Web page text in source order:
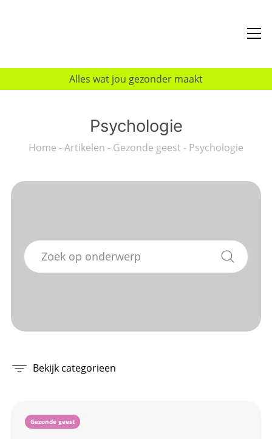
Alles wat jou gezonder maakt
Psychologie
Home -Artikelen - Gezonde geest - Psychologie
Bekijk categorieen
Gezonde geest